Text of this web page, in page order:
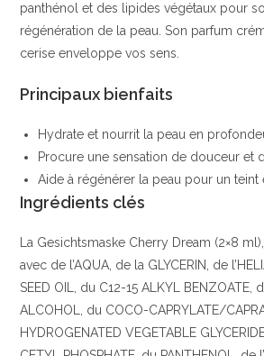
panthénol et des lipides végétaux pour
régénération de la peau. Son parfum
cerise enveloppe vos sens.
Principaux bienfaits
Hydrate et nourrit la peau en
Procure une sensation de douceur et
Aide à régénérer la peau pour un teint
Ingrédients clés
La Gesichtsmaske Cherry Dream (2×8
avec de l’AQUA, de la GLYCERIN, de
SEED OIL, du C12-15 ALKYL BENZOATE,
ALCOHOL, du COCO-CAPRYLATE/
HYDROGENATED VEGETABLE